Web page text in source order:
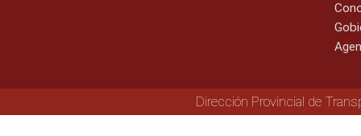
Dirección Provincial de